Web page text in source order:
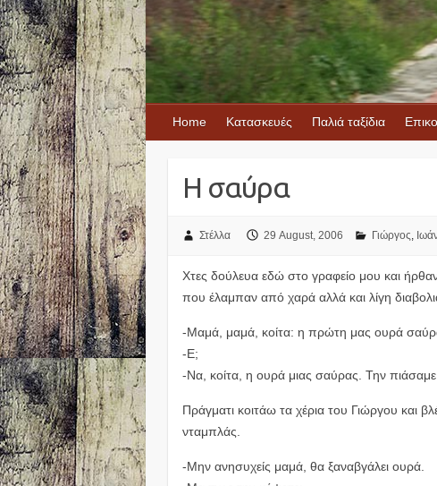
Home Κατασκευές Παλιά ταξίδια
Η σαύρα
Στέλλα 29 August, 2006 Γιώργος,
Χτες δούλευα εδώ στο γραφείο μου και
που έλαμπαν από χαρά αλλά και λίγη
-Μαμά, μαμά, κοίτα: η πρώτη μας ουρά
-Ε;
-Να, κοίτα, η ουρά μιας σαύρας. Την
Πράγματι κοιτάω τα χέρια του Γιώργου και
νταμπλάς.
-Μην ανησυχείς μαμά, θα ξαναβγάλει ουρά.